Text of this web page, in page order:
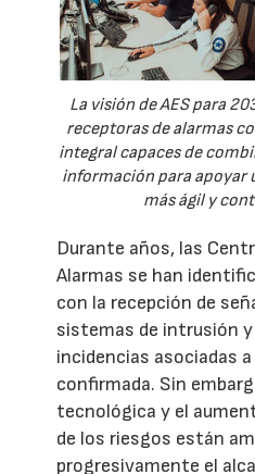
La visión de AES para
receptoras de alarmas
integral capaces de
información para apoyar
más ágil y
Durante años, las
Alarmas se han
con la recepción de
sistemas de intrusión
incidencias asociadas
confirmada. Sin
tecnológica y el
de los riesgos están
progresivamente el